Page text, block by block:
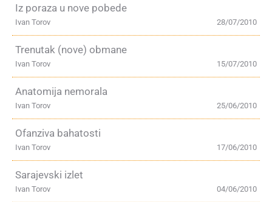
Iz poraza u nove pobede
28/07/2010
Ivan Torov
Trenutak (nove) obmane
15/07/2010
Ivan Torov
Anatomija nemorala
25/06/2010
Ivan Torov
Ofanziva bahatosti
17/06/2010
Ivan Torov
Sarajevski izlet
04/06/2010
Ivan Torov